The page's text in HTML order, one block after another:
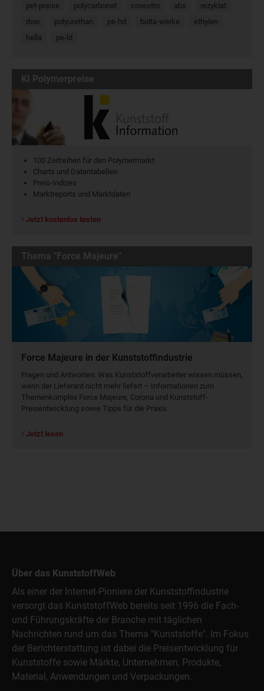
pet-preise
polycarbonat covestro abs
rezyklat
dow
polyurethan pe-hd bolta-werke
ethylen
hella
pe-ld
KI Polymerpreise
100 Zeitreihen für den Polymermarkt
Charts und Datentabellen
Preis-Indizes
Marktreports und Marktdaten
Jetzt kostenlos testen
Thema "Force Majeure"
Force Majeure in der Kunststoffindustrie
Fragen und Antworten: Was Kunst­stoff­verarbeiter wissen müssen,
wenn der Lieferant nicht mehr liefert – Informationen zum
Themenkomplex Force Majeure, Corona und Kunststoff-
Preisentwicklung sowie Tipps für die Praxis.
Jetzt lesen
Über das KunststoffWeb
Als einer der Internet-Pioniere der Kunststoffindustrie
versorgt das KunststoffWeb bereits seit 1996 die Fach-
und Führungskräfte der Branche mit täglichen
Nachrichten rund um das Thema "Kunststoffe". Im Fokus
der Berichterstattung ist dabei die Preisentwicklung für
Kunststoffe sowie Märkte, Unternehmen, Produkte,
Material, Anwendungen und Verpackungen.